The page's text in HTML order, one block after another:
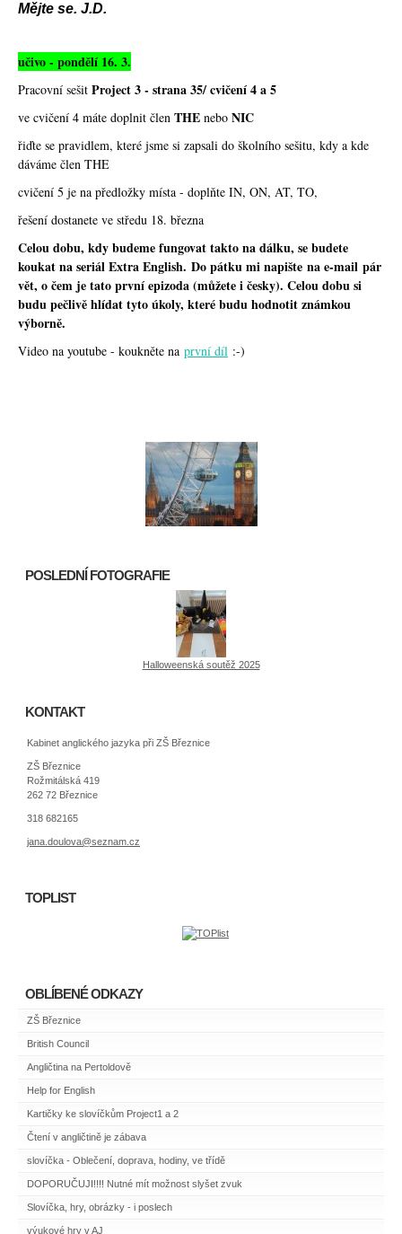
Mějte se. J.D.
učivo - pondělí 16. 3.
Pracovní sešit Project 3 - strana 35/ cvičení 4 a 5
ve cvičení 4 máte doplnit člen THE nebo NIC
řiďte se pravidlem, které jsme si zapsali do školního sešitu, kdy a kde
dáváme člen THE
cvičení 5 je na předložky místa - doplňte IN, ON, AT, TO,
řešení dostanete ve středu 18. března
Celou dobu, kdy budeme fungovat takto na dálku, se budete
koukat na seriál Extra English. Do pátku mi napište na e-mail pár
vět, o čem je tato první epizoda (můžete i česky). Celou dobu si
budu pečlivě hlídat tyto úkoly, které budu hodnotit známkou
výborně.
Video na youtube - koukněte na první díl :-)
POSLEDNÍ FOTOGRAFIE
Halloweenská soutěž 2025
KONTAKT
Kabinet anglického jazyka při ZŠ Březnice
ZŠ Březnice
Rožmitálská 419
262 72 Březnice
318 682165
jana.doulova@seznam.cz
TOPLIST
OBLÍBENÉ ODKAZY
ZŠ Březnice
British Council
Angličtina na Pertoldově
Help for English
Kartičky ke slovíčkům Project1 a 2
Čtení v angličtině je zábava
slovíčka - Oblečení, doprava, hodiny, ve třídě
DOPORUČUJI!!!! Nutné mít možnost slyšet zvuk
Slovíčka, hry, obrázky - i poslech
výukové hry v AJ